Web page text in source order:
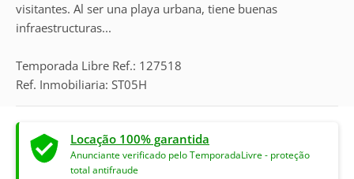
visitantes. Al ser una playa urbana, tiene buenas
infraestructuras...
Temporada Libre Ref.: 127518
Ref. Inmobiliaria: ST05H
Locação 100% garantida
Anunciante verificado pelo TemporadaLivre - proteção
total antifraude